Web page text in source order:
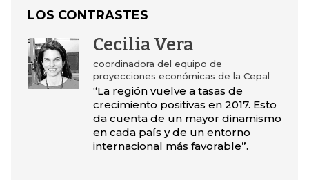
LOS CONTRASTES
Cecilia Vera
coordinadora del equipo de
proyecciones económicas de la Cepal
“La región vuelve a tasas de
crecimiento positivas en 2017. Esto
da cuenta de un mayor dinamismo
en cada país y de un entorno
internacional más favorable”.